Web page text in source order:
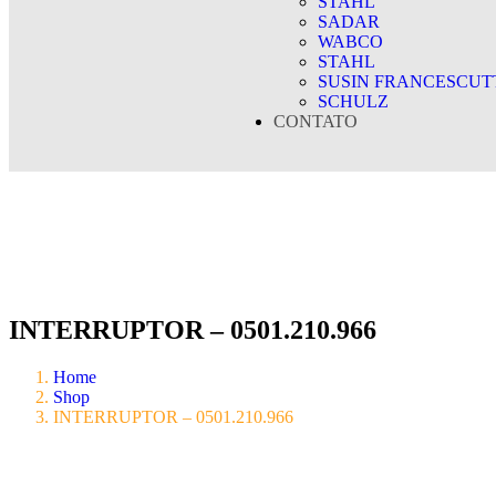
SADAR
WABCO
STAHL
SUSIN
SCHULZ
CONTATO
INTERRUPTOR – 0501.210.966
Home
Shop
INTERRUPTOR – 0501.210.966